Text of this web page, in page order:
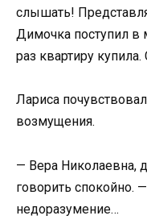
слышать!
Димочка поступил в
раз квартиру
Лариса
возмущения.
— Вера Николаевна,
говорить спокойно.
недоразумение…